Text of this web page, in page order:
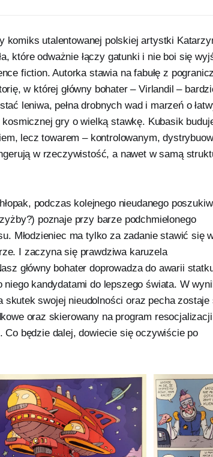
komiks utalentowanej polskiej artystki
które odważnie łączy gatunki i nie boi się
fiction. Autorka stawia na fabułę z
w której główny bohater – Virlandil –
leniwa, pełna drobnych wad i marzeń o
gry o wielką stawkę. Kubasik
lecz towarem – kontrolowanym,
w rzeczywistość, a nawet w samą
podczas kolejnego nieudanego
poznaje przy barze podchmielonego
Młodzieniec ma tylko za zadanie stawić się
I zaczyna się prawdziwa karuzela
główny bohater doprowadza do awarii
kandydatami do lepszego świata. W
skutek swojej nieudolności oraz pecha zostaje
oraz skierowany na program
będzie dalej, dowiecie się oczywiście po